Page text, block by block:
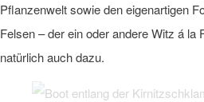
Pflanzenwelt sowie den eigenartigen
Felsen – der ein oder andere Witz á la
natürlich auch dazu.